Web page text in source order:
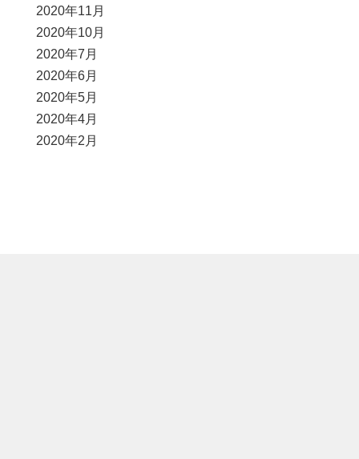
2020年11月
2020年10月
2020年7月
2020年6月
2020年5月
2020年4月
2020年2月